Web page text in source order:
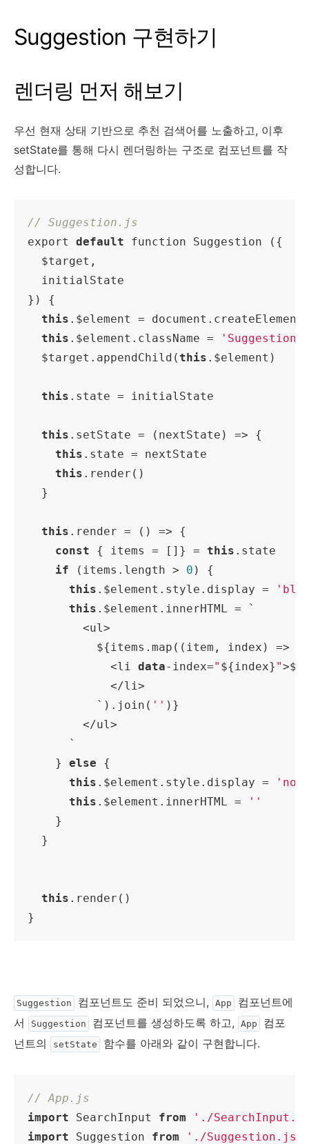
Suggestion 구현하기
렌더링 먼저 해보기
우선 현재 상태 기반으로 추천 검색어를 노출하고, 이후
setState를 통해 다시 렌더링하는 구조로 컴포넌트를 작
성합니다.
// Suggestion.js
export default function Suggestion ({
  $target,
  initialState
}) {
this .$element =
this .$element.className =
'Suggestion'
  $target.appendChild(
this .$element)
this .state = initialState
this .setState = (nextState) => {
this .state = nextState
this .render()
  }
this .render = () => {
const { items = []} = this .state
if (items.length > 0 ) {
this .$element.style.display =
this .$element.innerHTML = `
        <ul>
          ${items.map((item, index) => `
            <li
data-index=" ${index} "
            </li>
          `).join(
'' )}
        </ul>
      `
    }
else {
this .$element.style.display =
this .$element.innerHTML =
''
    }
  }
this .render()
}
Suggestion 컴포넌트도 준비 되었으니, App
컴포넌트에
서
Suggestion 컴포넌트를 생성하도록 하고, App
컴포
넌트의
setState 함수를 아래와 같이 구현합니다.
// App.js
import SearchInput from
'./
import Suggestion from './Suggestion.js'